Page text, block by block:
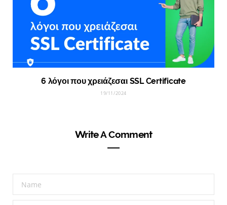
6 λόγοι που χρειάζεσαι SSL Certificate
19/11/2024
Write A Comment